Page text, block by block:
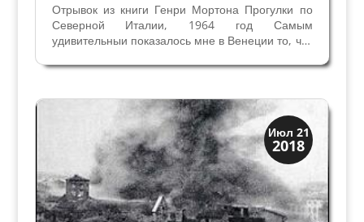
Отрывок из книги Генри Мортона Прогулки по
Северной Италии, 1964 год Самым
удивительныи показалось мне в Венеции то, что
лекарство в мире — териаку. Продается она в
неподалеку от моста...
Июл 21
2018
Загадки прошлого
История